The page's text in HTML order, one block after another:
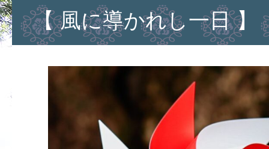
【 風に導かれし一日 】